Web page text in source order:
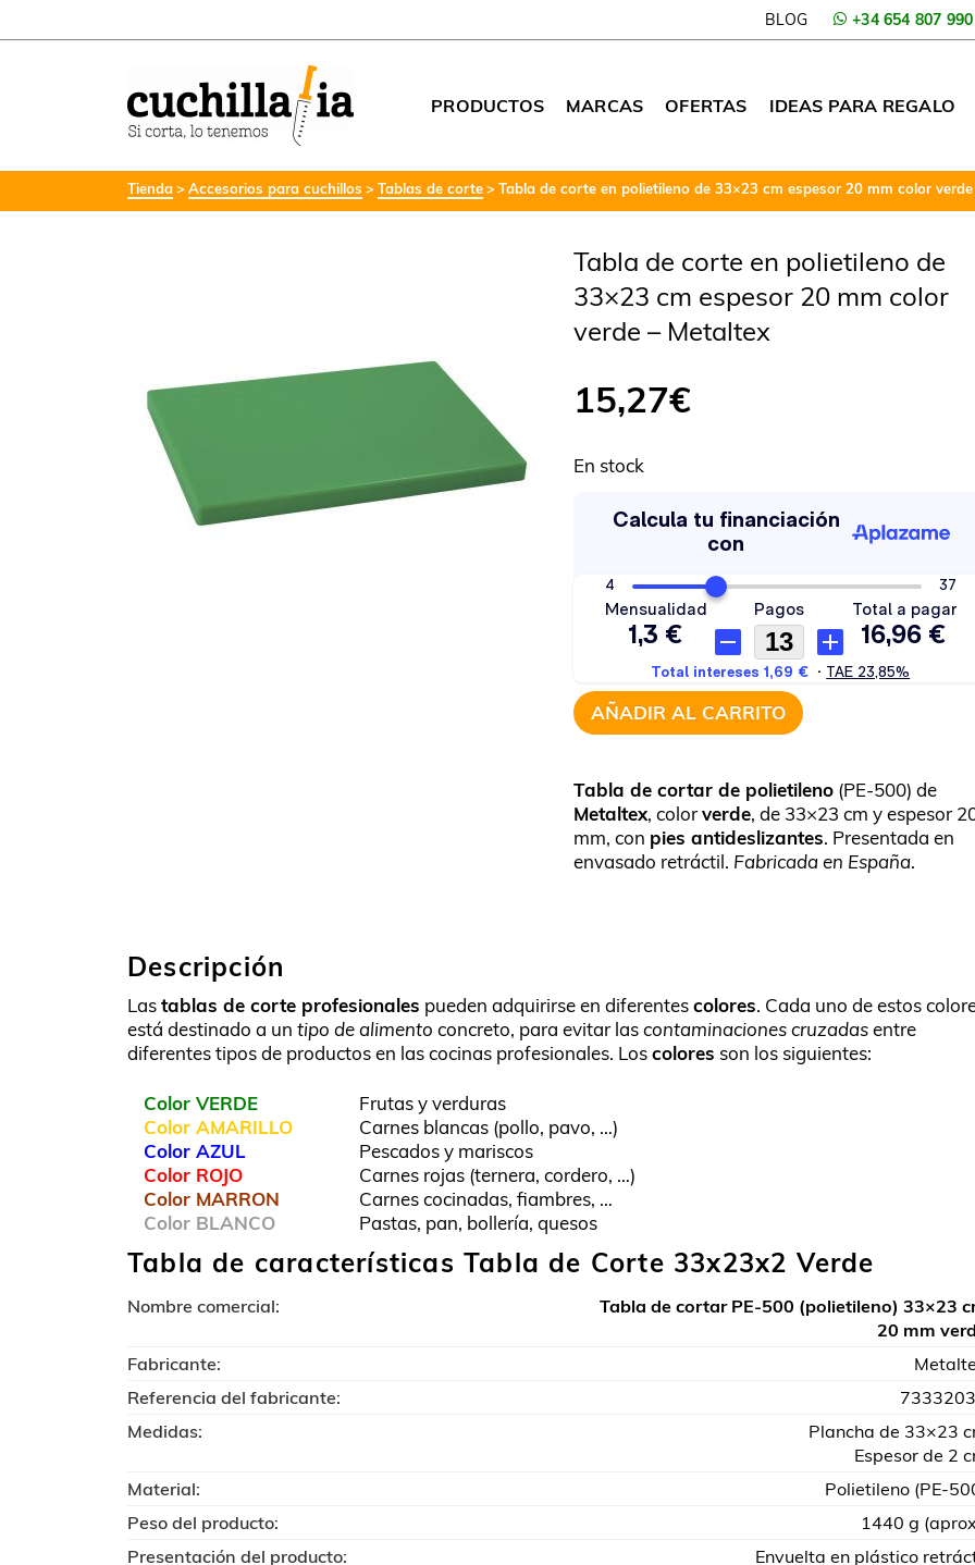
BLOG +34 654 807 990
PRODUCTOS MARCAS OFERTAS IDEAS PARA REGALO
Tienda Accesorios para cuchillos Tablas de corte Tabla de corte en polietileno de 33×23 cm espesor 20 mm color
Tabla de corte en polietileno de
33×23 cm espesor 20 mm color
verde – Metaltex
15,27€
En stock
AÑADIR AL CARRITO
Tabla de cortar de polietileno (PE-500) de
Metaltex, colorverde, de 33×23 cm y espesor
mm, con pies antideslizantes. Presentada en
envasado retráctil. Fabricada en España.
Descripción
Lastablas de corte profesionales pueden adquirirse en diferentescolores. Cada uno de estos
está destinado a un tipo de alimento concreto, para evitar lascontaminaciones cruzadasentre
diferentes tipos de productos en las cocinas profesionales. Loscolores son los siguientes:
Color VERDE
Frutas y verduras
Color AMARILLO
Carnes blancas (pollo, pavo, …)
Color AZUL
Pescados y mariscos
Color ROJO
Carnes rojas (ternera, cordero, …)
Color MARRON
Carnes cocinadas, fiambres, …
Color BLANCO
Pastas, pan, bollería, quesos
Tabla de características Tabla de Corte 33x23x2 Verde
Nombre comercial:
Tabla de cortar PE-500 (polietileno) 33×23
20 mm
Fabricante:
Referencia del fabricante:
Medidas:
Plancha de 33×23
Espesor de 2
Material:
Polietileno (PE-
Peso del producto:
1440 g
Presentación del producto:
Envuelta en plástico